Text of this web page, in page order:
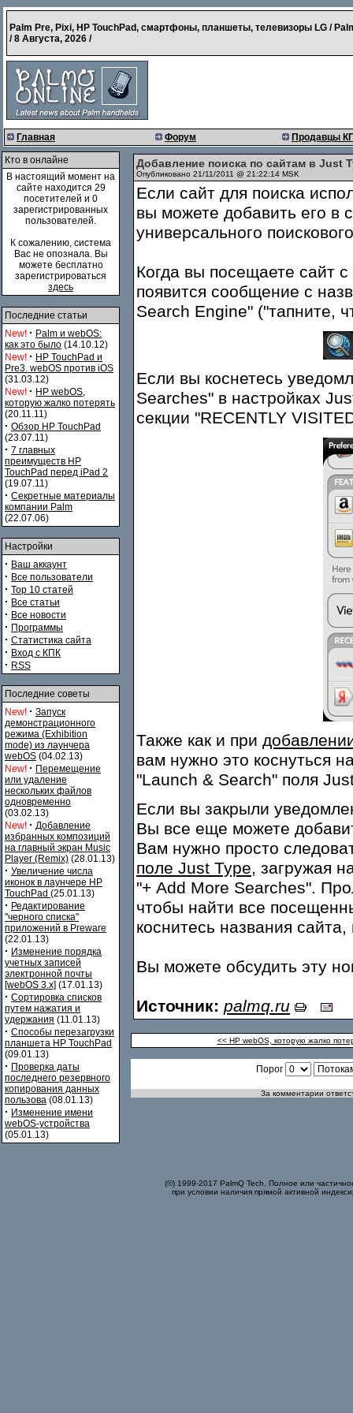
Palm Pre, Pixi, HP TouchPad, смартфоны, планшеты, телевизоры LG /
/8 Августа, 2026 /
Главная Форум Продавцы
Кто в онлайне
В настоящий момент на
сайте находится 29
посетителей и 0
зарегистрированных
пользователей.
К сожалению, система
Вас не опознала. Вы
можете бесплатно
зарегистрироваться
здесь
Последние статьи
New! · Palm и webOS:
как это было (14.10.12)
New! · HP TouchPad и
Pre3. webOS против iOS
(31.03.12)
New! · HP webOS,
которую жалко потерять
(20.11.11)
· Обзор HP TouchPad
(23.07.11)
· 7 главных
преимуществ HP
TouchPad перед iPad 2
(19.07.11)
· Секретные материалы
компании Palm
(22.07.06)
Настройки
· Ваш аккаунт
· Все пользователи
· Top 10 статей
· Все статьи
· Все новости
· Программы
· Статистика сайта
· Вход с КПК
· RSS
Последние советы
New! · Запуск
демонстрационного
режима (Exhibition
mode) из лаунчера
webOS (04.02.13)
New! · Перемещение
или удаление
нескольких файлов
одновременно
(03.02.13)
New! · Добавление
избранных композиций
на главный экран Music
Player (Remix) (28.01.13)
· Увеличение числа
иконок в лаунчере HP
TouchPad (25.01.13)
· Редактирование
"черного списка"
приложений в Preware
(22.01.13)
· Изменение порядка
учетных записей
электронной почты
[webOS 3.x] (17.01.13)
· Сортировка списков
путем нажатия и
удержания (11.01.13)
· Способы перезагрузки
планшета HP TouchPad
(09.01.13)
· Проверка даты
последнего резервного
копирования данных
пользова (08.01.13)
· Изменение имени
webOS-устройства
(05.01.13)
Добавление поиска по сайтам в Just
Опубликовано 21/11/2011 @ 21:22:14 MSK
Если сайт для поиска
вы можете добавить его в
универсального
Когда вы посещаете сайт
появится сообщение с
Search Engine" ("тапните,
Если вы коснетесь
Searches" в настройках
секции "RECENTLY
Также как и при
вам нужно это коснуться
"Launch & Search" поля
Если вы закрыли
Вы все еще можете
Вам нужно просто
поле Just Type, загружая
"+ Add More Searches".
чтобы найти все
коснитесь названия
Вы можете обсудить эту
Источник: palmq.ru
<< HP webOS, которую жалко
Порог
За комментарии
(©) 1999-2017 PalmQ Tech. Полное или
при условии наличия прямой активной